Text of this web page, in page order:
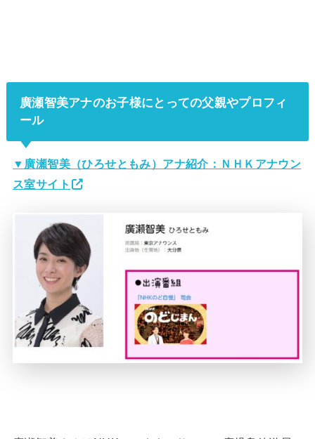
廣瀬智美アナのお子様にとっての父親やプロフィ
ール
▼廣瀬智美（ひろせともみ）アナ紹介：ＮＨＫアナウン
ス室サイト